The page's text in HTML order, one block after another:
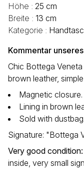
Höhe : 25 cm
Breite : 13 cm
Kategorie :
Kommentar
Chic Bottega
brown leather,
Magnetic closure.
Lining in brown
Sold with dustbag.
Signature: "Bottega
Very good condition:
inside, very small